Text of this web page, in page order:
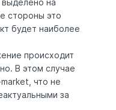
стороны это
будет наиболее
происходит
В этом случае
что не
за